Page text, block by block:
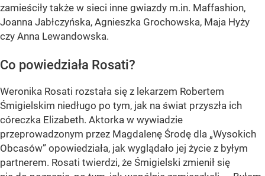
zamieściły także w sieci inne gwiazdy m.in. Maffashion,
Joanna Jabłczyńska, Agnieszka Grochowska, Maja Hyży
czy Anna Lewandowska.
Co powiedziała Rosati?
Weronika Rosati rozstała się z lekarzem Robertem
Śmigielskim niedługo po tym, jak na świat przyszła ich
córeczka Elizabeth. Aktorka w wywiadzie
przeprowadzonym przez Magdalenę Środę dla „Wysokich
Obcasów” opowiedziała, jak wyglądało jej życie z byłym
partnerem. Rosati twierdzi, że Śmigielski zmienił się